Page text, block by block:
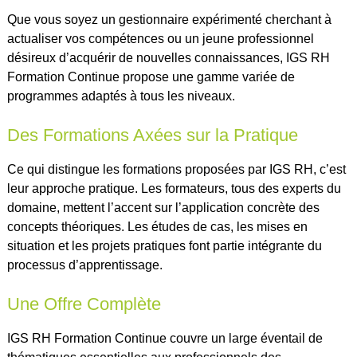
Que vous soyez un gestionnaire expérimenté cherchant à
actualiser vos compétences ou un jeune professionnel
désireux d’acquérir de nouvelles connaissances, IGS RH
Formation Continue propose une gamme variée de
programmes adaptés à tous les niveaux.
Des Formations Axées sur la Pratique
Ce qui distingue les formations proposées par IGS RH, c’est
leur approche pratique. Les formateurs, tous des experts du
domaine, mettent l’accent sur l’application concrète des
concepts théoriques. Les études de cas, les mises en
situation et les projets pratiques font partie intégrante du
processus d’apprentissage.
Une Offre Complète
IGS RH Formation Continue couvre un large éventail de